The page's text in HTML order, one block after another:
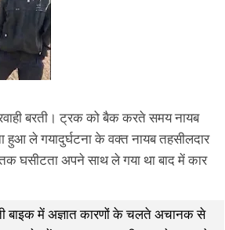
बरती। ट्रक को बैक करते समय नायब
ले गयादुर्घटना के वक्त नायब तहसीलदार
घसीटता अपने साथ ले गया था बाद में कार
बाइक में अज्ञात कारणों के चलते अचानक से